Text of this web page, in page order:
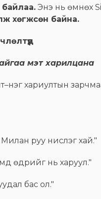
Энэ нь өмнөх
хөгжсөн байна.
мэт харилцана
хариултын
руу нислэг хай."
өдрийг нь харуул."
бас ол."